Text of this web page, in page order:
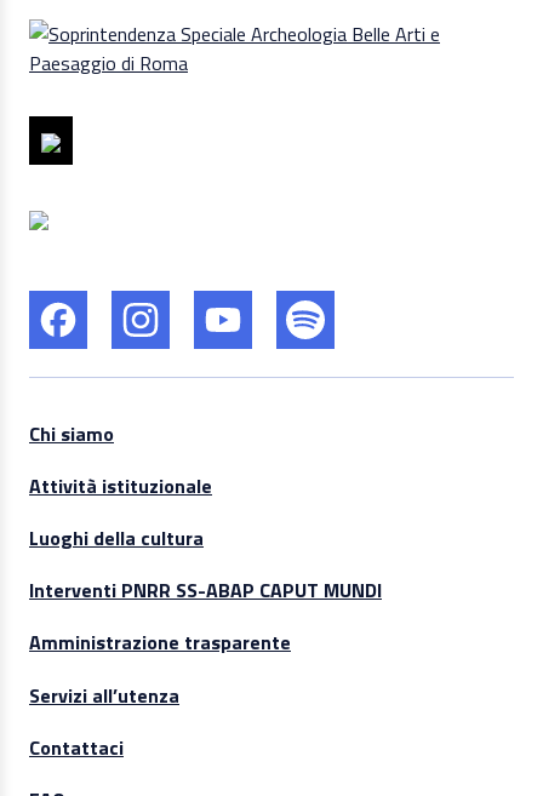
Chi siamo
Attività istituzionale
Luoghi della cultura
Interventi PNRR SS-ABAP CAPUT MUNDI
Amministrazione trasparente
Servizi all’utenza
Contattaci